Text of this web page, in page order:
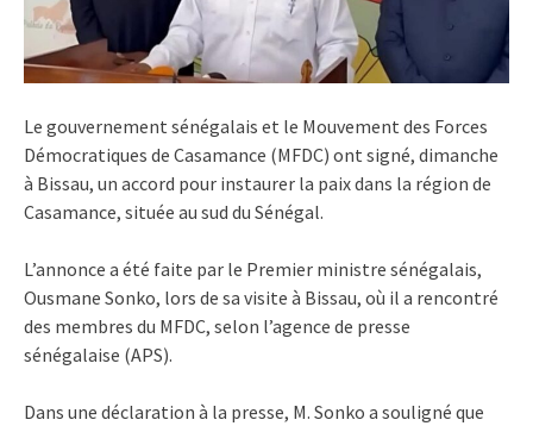
Le gouvernement sénégalais et le Mouvement des Forces
Démocratiques de Casamance (MFDC) ont signé, dimanche
à Bissau, un accord pour instaurer la paix dans la région de
Casamance, située au sud du Sénégal.
L’annonce a été faite par le Premier ministre sénégalais,
Ousmane Sonko, lors de sa visite à Bissau, où il a rencontré
des membres du MFDC, selon l’agence de presse
sénégalaise (APS).
Dans une déclaration à la presse, M. Sonko a souligné que